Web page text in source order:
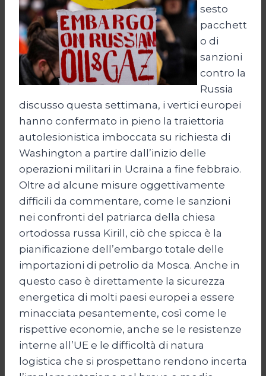
sesto
pacchett
o di
sanzioni
contro la
Russia
discusso questa settimana, i vertici europei
hanno confermato in pieno la traiettoria
autolesionistica imboccata su richiesta di
Washington a partire dall’inizio delle
operazioni militari in Ucraina a fine febbraio.
Oltre ad alcune misure oggettivamente
difficili da commentare, come le sanzioni
nei confronti del patriarca della chiesa
ortodossa russa Kirill, ciò che spicca è la
pianificazione dell’embargo totale delle
importazioni di petrolio da Mosca. Anche in
questo caso è direttamente la sicurezza
energetica di molti paesi europei a essere
minacciata pesantemente, così come le
rispettive economie, anche se le resistenze
interne all’UE e le difficoltà di natura
logistica che si prospettano rendono incerta